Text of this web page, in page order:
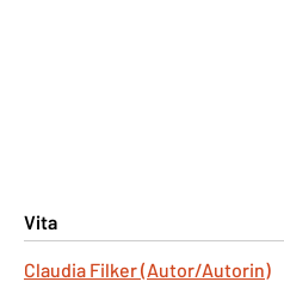
Vita
Claudia Filker (Autor/Autorin)